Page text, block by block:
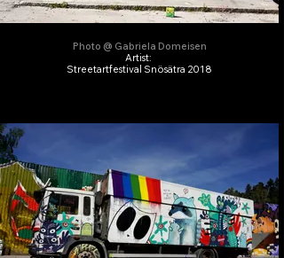
Photo @ Gabriela Domeisen
Artist:
Streetartfestival Snösätra 2018